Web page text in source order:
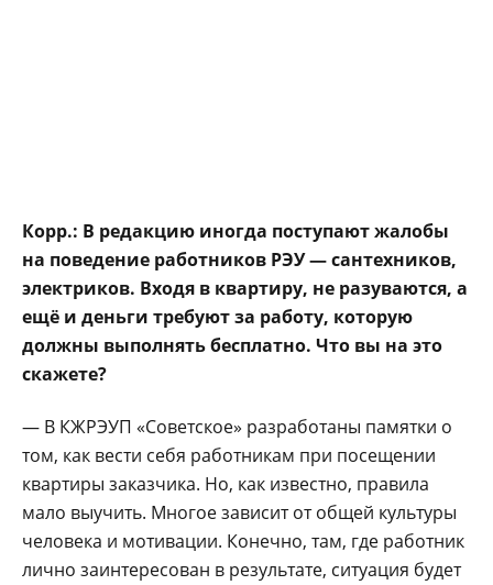
Корр.: В редакцию иногда поступают жалобы
на поведение работников РЭУ — сантехников,
элек­триков. Входя в кварти­ру, не разуваются, а
ещё и деньги требуют за ра­боту, которую
должны выполнять бесплатно. Что вы на это
скажете?
— В КЖРЭУП «Со­ветское» разработаны па­мятки о
том, как вести се­бя работникам при посе­щении
квартиры заказ­чика. Но, как известно, правила
мало выучить. Многое зависит от об­щей культуры
человека и мотивации. Конечно, там, где работник
лич­но заинтересован в ре­зультате, ситуация будет